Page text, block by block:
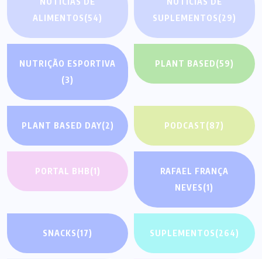
ALIMENTOS(54)
SUPLEMENTOS(29)
NUTRIÇÃO ESPORTIVA
(3)
PLANT BASED(59)
PLANT BASED DAY(2) PODCAST(87)
PORTAL BHB(1)
RAFAEL FRANÇA
NEVES(1)
SNACKS(17) SUPLEMENTOS(264)